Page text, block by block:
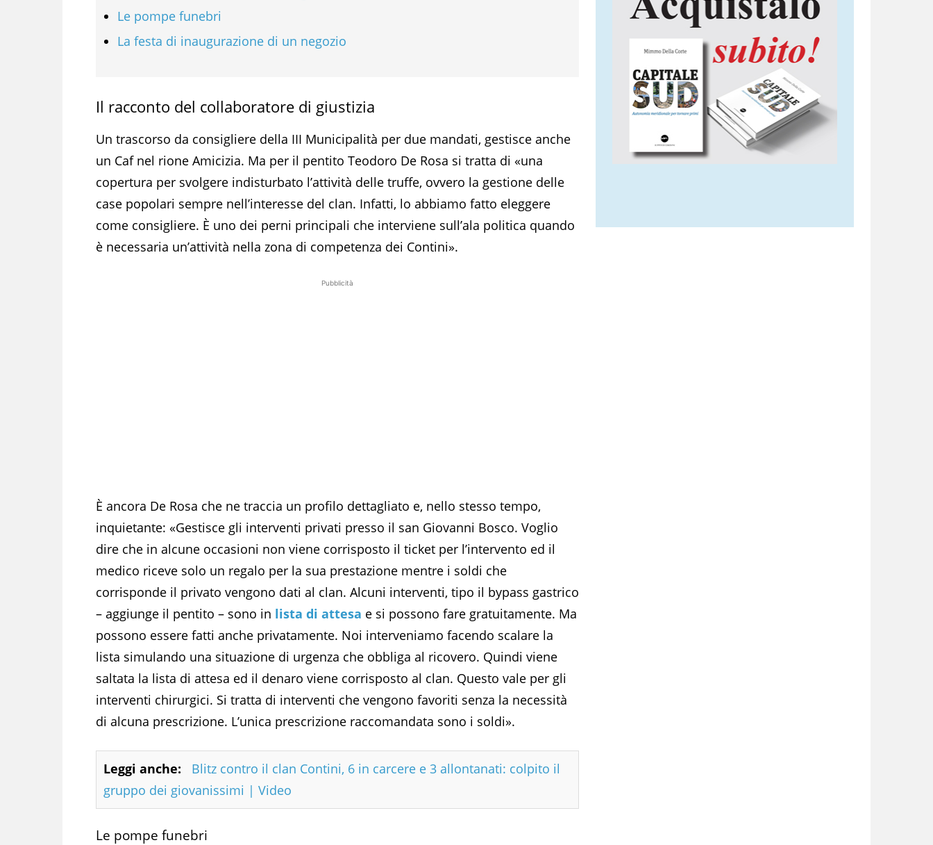
Le pompe funebri
La festa di inaugurazione di un negozio
Il racconto del collaboratore di giustizia
Un trascorso da consigliere della III Municipalità per due mandati, gestisce anche
un Caf nel rione Amicizia. Ma per il pentito Teodoro De Rosa si tratta di «una
copertura per svolgere indisturbato l’attività delle truffe, ovvero la gestione delle
case popolari sempre nell’interesse del clan. Infatti, lo abbiamo fatto eleggere
come consigliere. È uno dei perni principali che interviene sull’ala politica quando
è necessaria un’attività nella zona di competenza dei Contini».
Pubblicità
È ancora De Rosa che ne traccia un profilo dettagliato e, nello stesso tempo,
inquietante: «Gestisce gli interventi privati presso il san Giovanni Bosco. Voglio
dire che in alcune occasioni non viene corrisposto il ticket per l’intervento ed il
medico riceve solo un regalo per la sua prestazione mentre i soldi che
corrisponde il privato vengono dati al clan. Alcuni interventi, tipo il bypass gastrico
– aggiunge il pentito – sono in lista di attesa e si possono fare gratuitamente. Ma
possono essere fatti anche privatamente. Noi interveniamo facendo scalare la
lista simulando una situazione di urgenza che obbliga al ricovero. Quindi viene
saltata la lista di attesa ed il denaro viene corrisposto al clan. Questo vale per gli
interventi chirurgici. Si tratta di interventi che vengono favoriti senza la necessità
di alcuna prescrizione. L’unica prescrizione raccomandata sono i soldi».
Leggi anche:
Blitz contro il clan Contini, 6 in carcere e 3 allontanati: colpito il
gruppo dei giovanissimi | Video
Le pompe funebri